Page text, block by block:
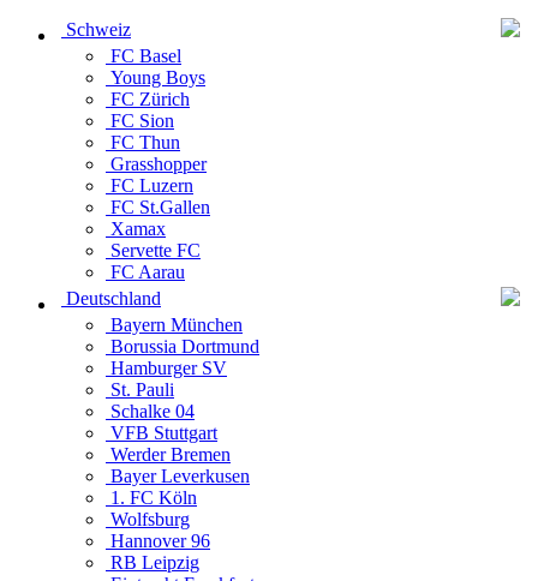
Schweiz
FC Basel
Young Boys
FC Zürich
FC Sion
FC Thun
Grasshopper
FC Luzern
FC St.Gallen
Xamax
Servette FC
FC Aarau
Deutschland
Bayern München
Borussia Dortmund
Hamburger SV
St. Pauli
Schalke 04
VFB Stuttgart
Werder Bremen
Bayer Leverkusen
1. FC Köln
Wolfsburg
Hannover 96
RB Leipzig